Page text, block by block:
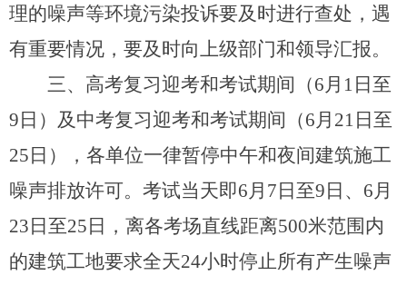
理的噪声等环境污染投诉要及时进行查处，遇
有重要情况，要及时向上级部门和领导汇报。
三、高考复习迎考和考试期间（6月1日至
9日）及中考复习迎考和考试期间（6月21日至
25日），各单位一律暂停中午和夜间建筑施工
噪声排放许可。考试当天即6月7日至9日、6月
23日至25日，离各考场直线距离500米范围内
的建筑工地要求全天24小时停止所有产生噪声